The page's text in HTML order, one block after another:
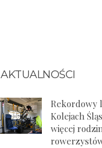
AKTUALNOŚCI
Rekordowy
Kolejach
więcej